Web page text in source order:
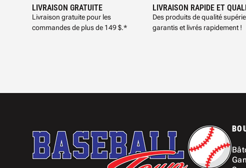
LIVRAISON GRATUITE
Livraison gratuite pour les
commandes de plus de 149 $.*
LIVRAISON RAPIDE ET
Des produits de qualité
garantis et livrés rapidement !